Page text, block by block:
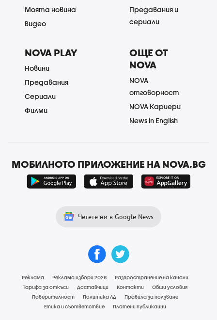
Моята новина
Видео
Предавания и
сериали
NOVA PLAY
Новини
Предавания
Сериали
Филми
ОЩЕ ОТ
NOVA
NOVA
отговорност
NOVA Кариери
News in English
МОБИЛНОТО ПРИЛОЖЕНИЕ НА NOVA.BG
Четете ни в Google News
Реклама Реклама избори 2026
Разпространение на канали
Тарифа за откъси
Доставчици Контакти
Общи условия
Поверителност
Политика ЛД
Правила за ползване
Етика и съответствие
Платени публикации